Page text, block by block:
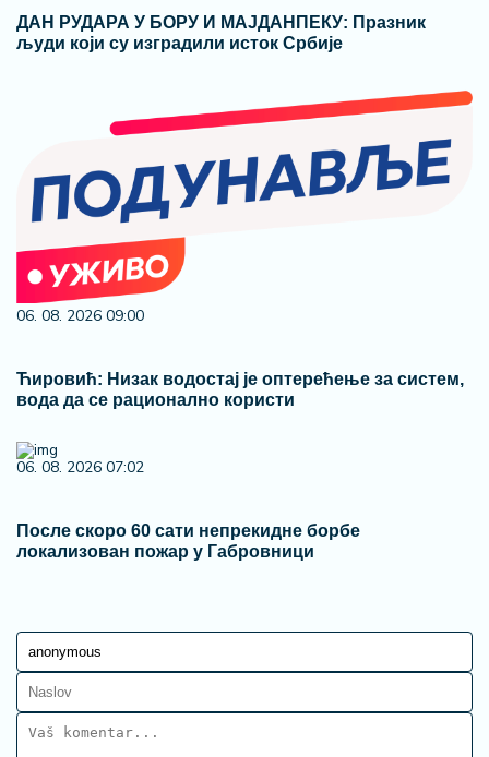
ДАН РУДАРА У БОРУ И МАЈДАНПЕКУ: Празник
људи који су изградили исток Србије
06. 08. 2026 09:00
Ћировић: Низак водостај је оптерећење за систем,
вода да се рационално користи
06. 08. 2026 07:02
После скоро 60 сати непрекидне борбе
локализован пожар у Габровници